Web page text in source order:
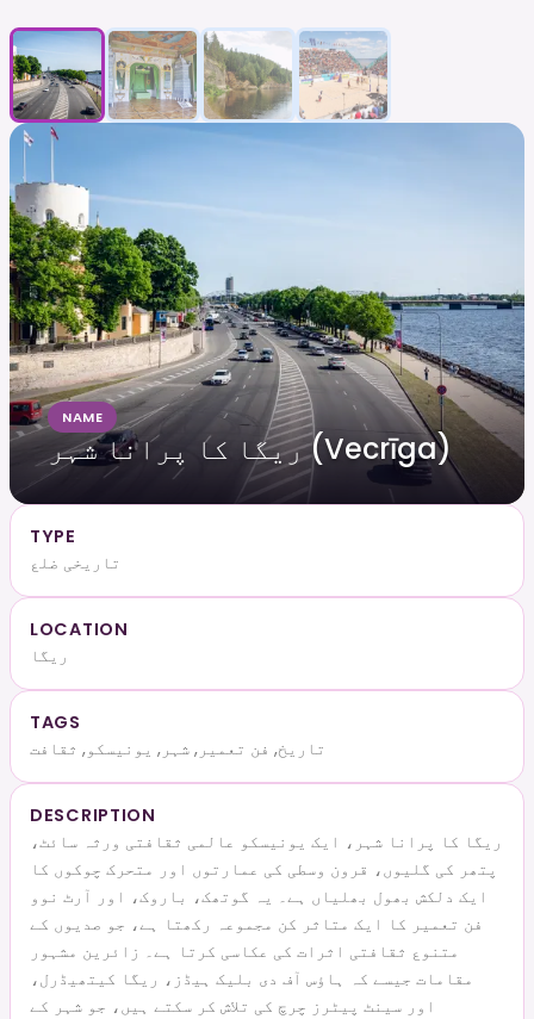
NAME
ریگا کا پرانا شہر (Vecrīga)
TYPE
تاریخی ضلع
LOCATION
ریگا
TAGS
تاریخ, فن تعمیر, شہر, یونیسکو, ثقافت
DESCRIPTION
ریگا کا پرانا شہر، ایک یونیسکو عالمی ثقافتی ورثہ سائٹ،
پتھر کی گلیوں، قرون وسطی کی عمارتوں اور متحرک چوکوں کا
ایک دلکش بھول بھلیاں ہے۔ یہ گوتھک، باروک، اور آرٹ نوو
فن تعمیر کا ایک متاثر کن مجموعہ رکھتا ہے، جو صدیوں کے
متنوع ثقافتی اثرات کی عکاسی کرتا ہے۔ زائرین مشہور
مقامات جیسے کہ ہاؤس آف دی بلیک ہیڈز، ریگا کیتھیڈرل،
اور سینٹ پیٹرز چرچ کی تلاش کر سکتے ہیں، جو شہر کے